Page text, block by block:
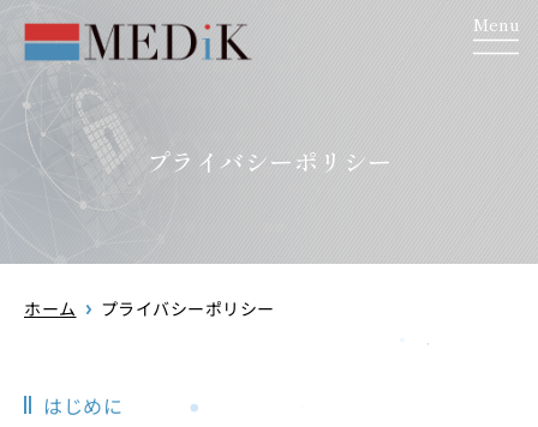
Menu
プライバシーポリシー
ホーム プライバシーポリシー
はじめに